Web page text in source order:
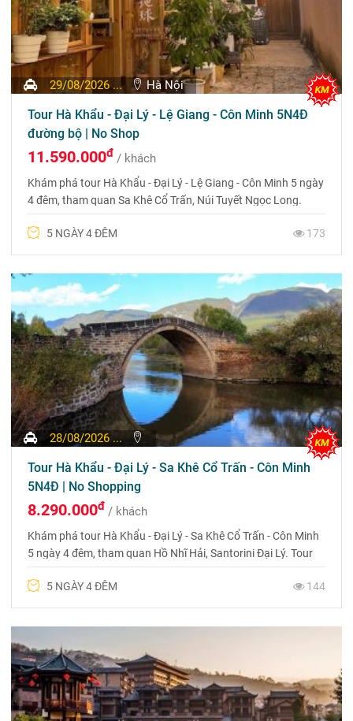
29/08/2026 ... Hà Nội
Tour Hà Khẩu - Đại Lý - Lệ Giang - Côn Minh 5N4Đ
đường bộ | No Shop
11.590.000đ / khách
Khám phá tour Hà Khẩu - Đại Lý - Lệ Giang - Côn Minh 5 ngày
4 đêm, tham quan Sa Khê Cổ Trấn, Núi Tuyết Ngọc Long.
5 NGÀY 4 ĐÊM
173
28/08/2026 ...
Tour Hà Khẩu - Đại Lý - Sa Khê Cổ Trấn - Côn Minh
5N4Đ | No Shopping
8.290.000đ / khách
Khám phá tour Hà Khẩu - Đại Lý - Sa Khê Cổ Trấn - Côn Minh
5 ngày 4 đêm, tham quan Hồ Nhĩ Hải, Santorini Đại Lý. Tour
5 NGÀY 4 ĐÊM
144